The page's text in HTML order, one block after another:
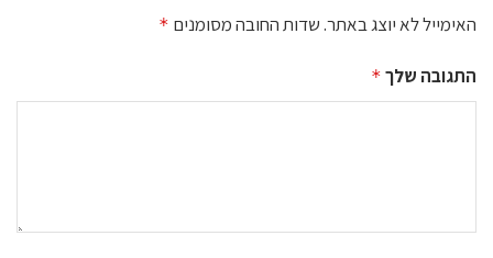
האימייל לא יוצג באתר.שדות החובה מסומנים *
התגובה שלך *